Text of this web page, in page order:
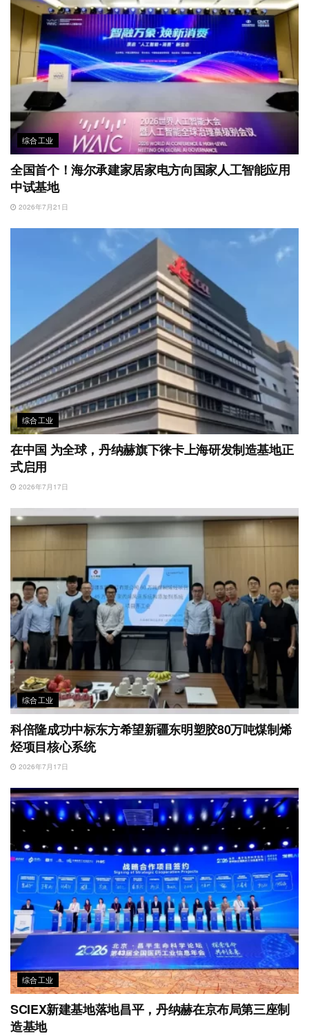
综合工业
全国首个！海尔承建家居家电方向国家人工智能应用
中试基地
2026年7月21日
综合工业
在中国 为全球，丹纳赫旗下徕卡上海研发制造基地正
式启用
2026年7月17日
综合工业
科倍隆成功中标东方希望新疆东明塑胶80万吨煤制烯
烃项目核心系统
2026年7月17日
综合工业
SCIEX新建基地落地昌平，丹纳赫在京布局第三座制
造基地